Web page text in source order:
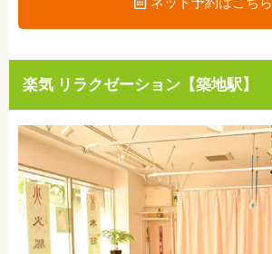
楽気 リラクゼーション【築地駅】